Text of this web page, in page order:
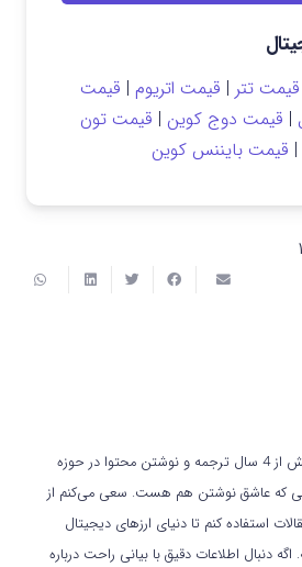
قیمت تتر | قیمت اتریوم | قیمت
| قیمت دوج کوین | قیمت تون
| قیمت بایننس کوین
یک کریپتو آنالیست سابقه بیش از 4 سال ترجمه و نوشتن محتوا در حوزه
مالی که عاشق نوشتن هم هست. سعی می‌کنم از
استفاده کنم تا دنیای ارزهای دیجیتال
دنبال اطلاعات دقیق با بیانی راحت درباره